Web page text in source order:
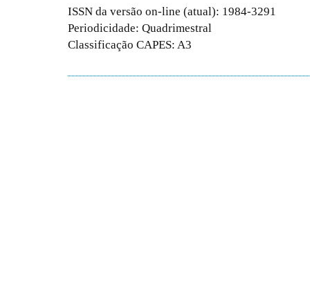
ISSN da versão on-line (atual): 1984-3291
Periodicidade: Quadrimestral
Classificação CAPES: A3